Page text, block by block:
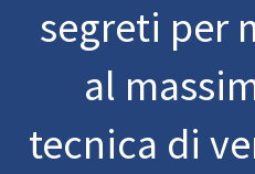
segreti per
al
tecnica di